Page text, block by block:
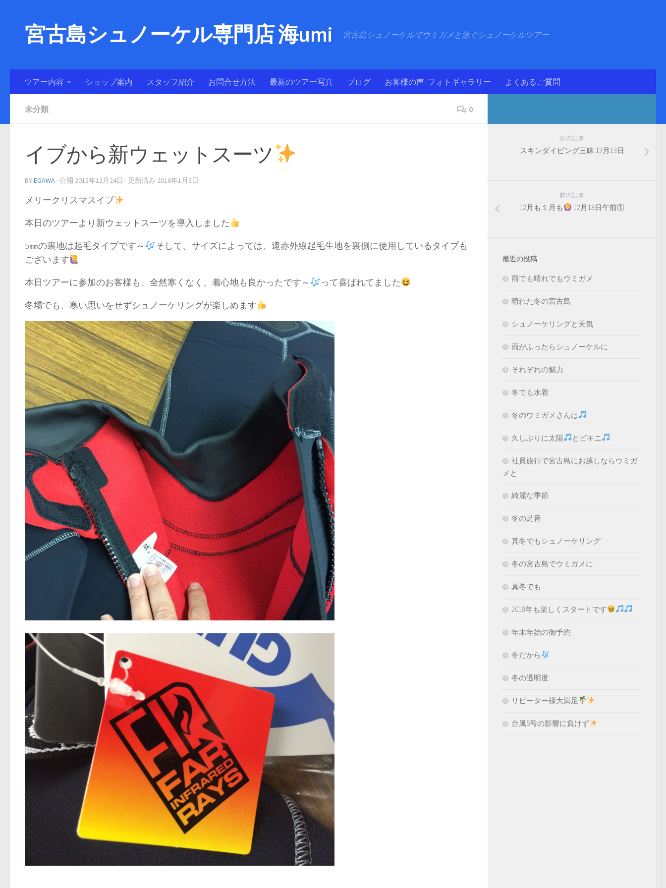
宮古島シュノーケル専門店 海umi 宮古島シュノーケルでウミガメと泳ぐシュノーケルツアー
ツアー内容 ショップ案内 スタッフ紹介 お問合せ方法 最新のツアー写真 ブログ お客様の声+フォトギャラリー よくあるご質問
未分類 0
イブから新ウェットスーツ
BYEGAWA · 公開 2015年12月24日 · 更新済み 2016年1月5日
メリークリスマスイブ
本日のツアーより新ウェットスーツを導入しました
5㎜の裏地は起毛タイプです～
そして、サイズによっては、遠赤外線起毛生地を裏側に使用しているタイプも
ございます
本日ツアーに参加のお客様も、全然寒くなく、着心地も良かったです～
って喜ばれてました
冬場でも、寒い思いをせずシュノーケリングが楽しめます
次の記事
スキンダイビング三昧 12月13日
前の記事
12月も１月も 12月13日午前①
最近の投稿
雨でも晴れでもウミガメ
晴れた冬の宮古島
シュノーケリングと天気
雨がふったらシュノーケルに
それぞれの魅力
冬でも水着
冬のウミガメさんは
久しぶりに太陽 とビキニ
社員旅行で宮古島にお越しならウミガ
メと
綺麗な季節
冬の足音
真冬でもシュノーケリング
冬の宮古島でウミガメに
真冬でも
2018年も楽しくスタートです
年末年始の御予約
冬だから
冬の透明度
リピーター様大満足
台風5号の影響に負けず